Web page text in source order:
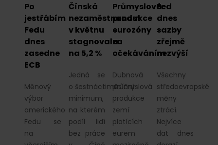
Po
jestřábím
Fedu
dnes
zasedne
ECB
Měnový
výbor
amerického
Fedu se
na
Čínská
nezaměstnanost
v květnu
stagnovala
na 5,2 %
Jedná se
o šestnáctiměsíční
minimum,
na kterém
podíl lidí
bez práce
Průmyslová
produkce
eurozóny
za
očekáváním
Dubnová
průmyslová
produkce
zemí
platících
eurem
Fed
dnes
sazby
zřejmě
nezvýší
Všechny
středoevropské
měny
ztrácí.
Nejvíce
dat dnes